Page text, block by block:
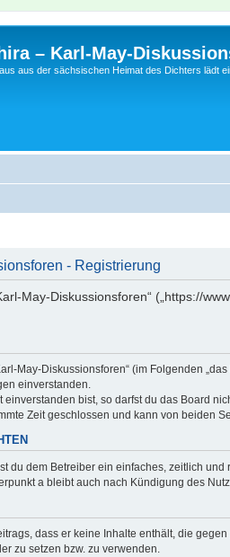
– Karl-May-
aus der sächsischen Heimat des Dichters lädt
- Registrierung
May-Diskussionsforen“ („https://
May-Diskussionsforen“ (im Folgenden
einverstanden.
bist, so darfst du das Board
Zeit geschlossen und kann von beiden
du dem Betreiber ein einfaches, zeitlich
a bleibt auch nach Kündigung des
dass er keine Inhalte enthält, die
zu setzen bzw. zu verwenden.